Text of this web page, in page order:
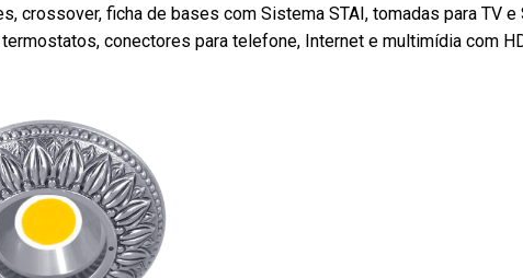
crossover, ficha de bases com Sistema STAI, tomadas para TV
conectores para telefone, Internet e multimídia com